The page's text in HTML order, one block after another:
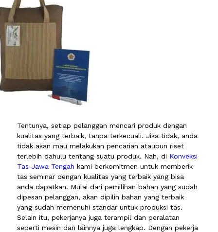
Tentunya, setiap pelanggan mencari produk dengan
kualitas yang terbaik, tanpa terkecuali. Jika tidak, anda
tidak akan mau melakukan pencarian ataupun riset
terlebih dahulu tentang suatu produk. Nah, di Konveksi
Tas Jawa Tengah kami berkomitmen untuk memberik
tas seminar dengan kualitas yang terbaik yang bisa
anda dapatkan. Mulai dari pemilihan bahan yang sudah
dipesan pelanggan, akan dipilih bahan yang terbaik
yang sudah memenuhi standar untuk produksi tas.
Selain itu, pekerjanya juga terampil dan peralatan
seperti mesin dan lainnya juga lengkap. Dengan pekerja